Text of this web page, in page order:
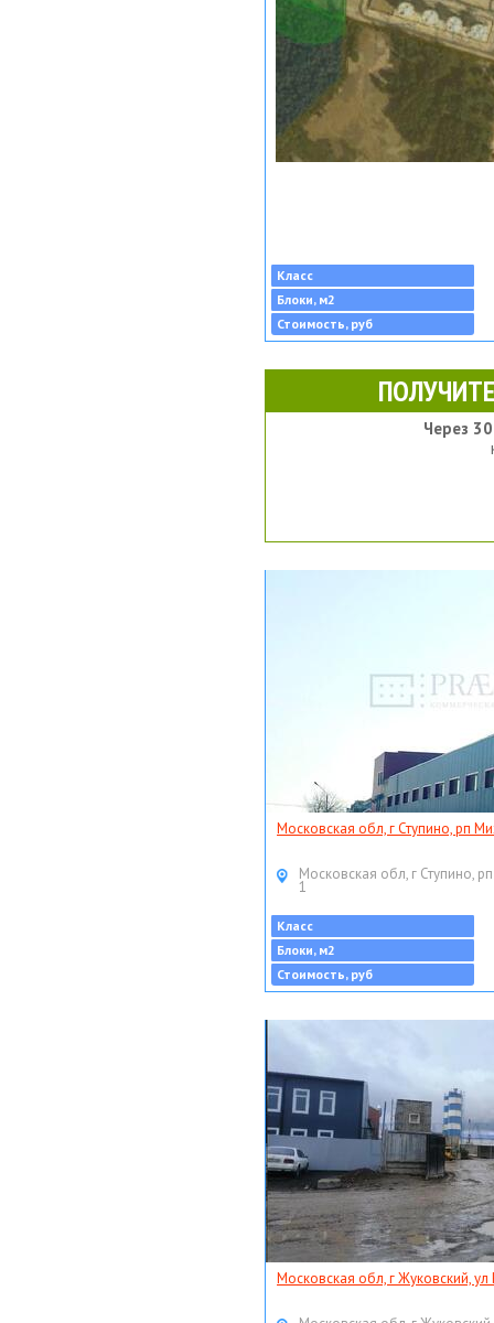
Класс
Блоки, м2
Стоимость, руб
Через
Московская обл, г Ступино, рп
Московская обл, г Ступино,
1
Класс
Блоки, м2
Стоимость, руб
Московская обл, г Жуковский,